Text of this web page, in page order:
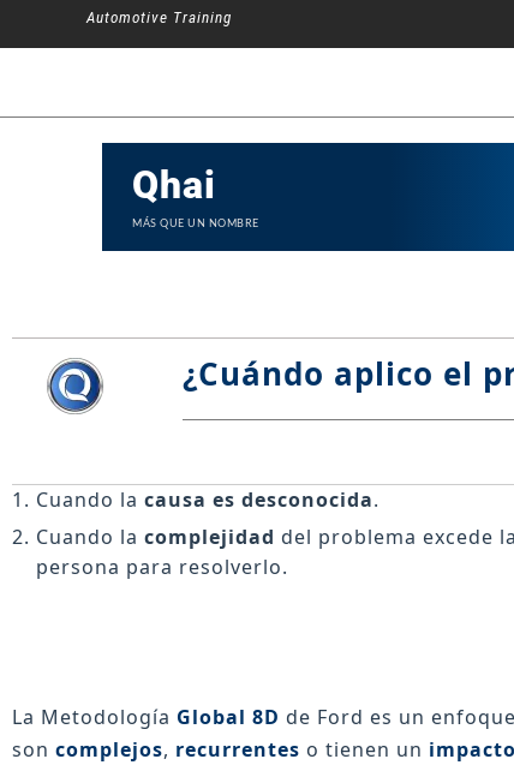
al
Automotive Training
Qhai
MÁS QUE UN NOMBRE
¿Cuándo aplico el
Cuando la causa es desconocida.
Cuando la complejidad del problema excede
persona para resolverlo.
La Metodología Global 8D de Ford es un
son complejos, recurrentes o tienen un